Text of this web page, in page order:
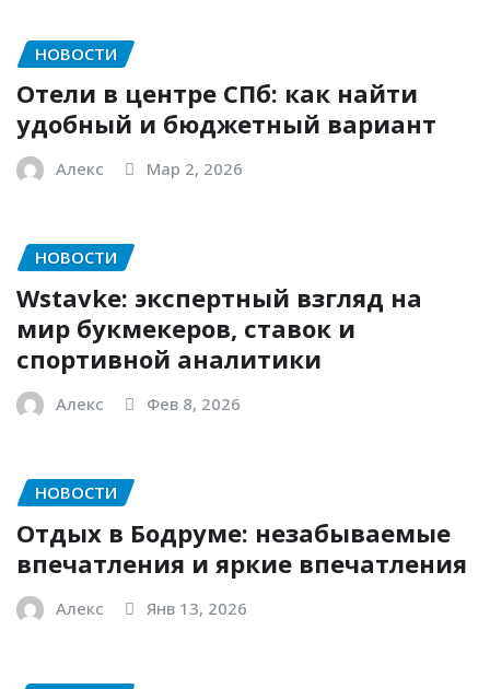
НОВОСТИ
Отели в центре СПб: как найти
удобный и бюджетный вариант
Алекс Мар 2, 2026
НОВОСТИ
Wstavke: экспертный взгляд на
мир букмекеров, ставок и
спортивной аналитики
Алекс Фев 8, 2026
НОВОСТИ
Отдых в Бодруме: незабываемые
впечатления и яркие впечатления
Алекс Янв 13, 2026